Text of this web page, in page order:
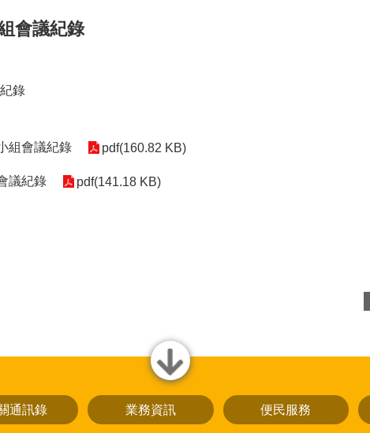
會議紀錄
錄
組會議紀錄 pdf(160.82 KB)
議紀錄 pdf(141.18 KB)
close
通訊錄 業務資訊 便民服務